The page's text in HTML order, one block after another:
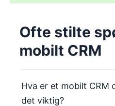
Ofte stilte
mobilt CRM
Hva er et mobilt CRM
det viktig?